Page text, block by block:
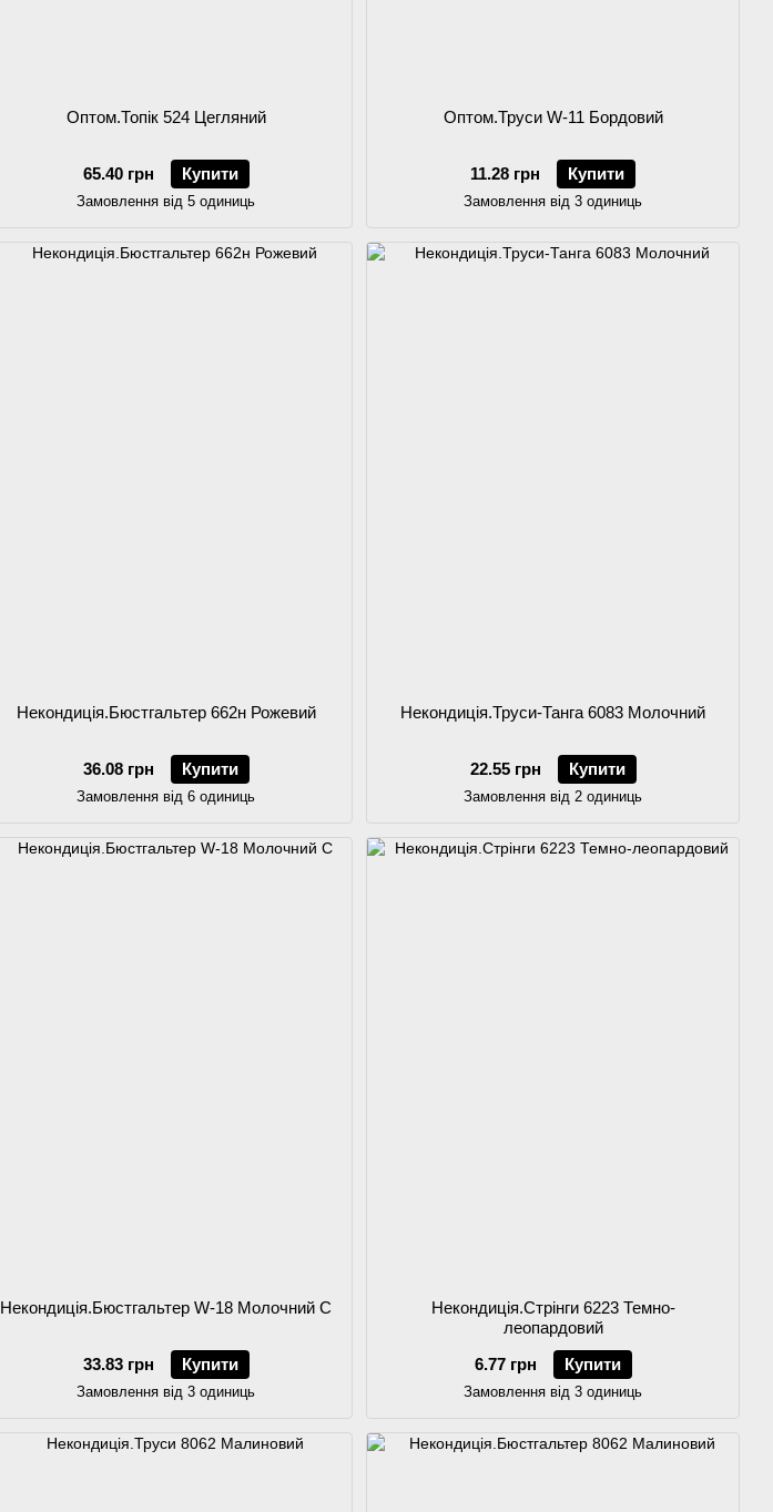
Оптом.Топік 524 Цегляний
65.40 грн Купити
Замовлення від 5 одиниць
Оптом.Труси W-11 Бордовий
11.28 грн Купити
Замовлення від 3 одиниць
Некондиція.Бюстгальтер 662н Рожевий
36.08 грн Купити
Замовлення від 6 одиниць
Некондиція.Труси-Танга 6083 Молочний
22.55 грн Купити
Замовлення від 2 одиниць
Некондиція.Бюстгальтер W-18 Молочний C
33.83 грн Купити
Замовлення від 3 одиниць
Некондиція.Стрінги 6223 Темно-
леопардовий
6.77 грн
Купити
Замовлення від 3 одиниць